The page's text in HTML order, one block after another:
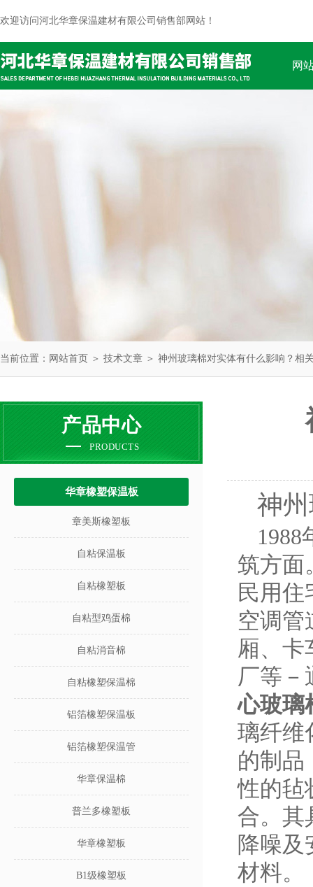
欢迎访问河北华章保温建材有限公司销售部网站！
网
当前位置： 网站首页 ＞ 技术文章 ＞ 神州玻璃棉对实体有什么影响？相
产品中心
PRODUCTS
华章橡塑保温板
章美斯橡塑板
自粘保温板
自粘橡塑板
自粘型鸡蛋棉
自粘消音棉
自粘橡塑保温棉
铝箔橡塑保温板
铝箔橡塑保温管
华章保温棉
普兰多橡塑板
华章橡塑板
B1级橡塑板
神
1988
筑方面
民用
空调管
厢、卡
厂等－
心玻璃
璃纤维
的制品
性的毡
合。其
降噪及
材料。